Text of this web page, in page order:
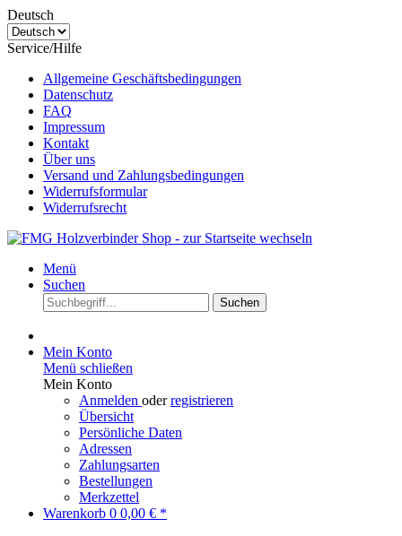
Deutsch
Service/Hilfe
Allgemeine Geschäftsbedingungen
Datenschutz
FAQ
Impressum
Kontakt
Über uns
Versand und Zahlungsbedingungen
Widerrufsformular
Widerrufsrecht
Menü
Suchen
Suchen
Mein Konto
Menü schließen
Mein Konto
Anmelden oderregistrieren
Übersicht
Persönliche Daten
Adressen
Zahlungsarten
Bestellungen
Merkzettel
Warenkorb 0 0,00 € *